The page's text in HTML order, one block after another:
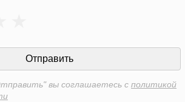
вы соглашаетесь с политикой